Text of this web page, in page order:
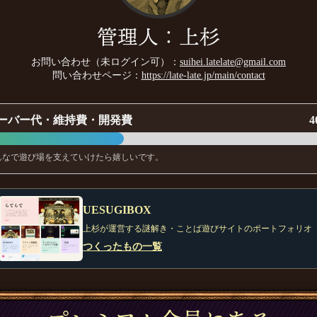
管理人：上杉
お問い合わせ（未ログイン可）： suihei.latelate@gmail.com
問い合わせページ： https://late-late.jp/main/contact
バー代・維持費・開発費
で遊び場を支えていけたら嬉しいです。
UESUGIBOX
上杉が運営する謎解き・ことば遊びサイトのポートフォリオ
つくったもの一覧